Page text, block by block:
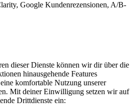
Google Kundenrezensionen, A/B-
dieser Dienste können wir dir über die
hinausgehende Features
komfortable Nutzung unserer
Mit deiner Einwilligung setzen wir auf
Drittdienste ein: